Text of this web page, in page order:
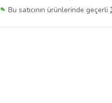
Bu satıcının ürünlerinde geçerli
Bu SatıcınınTüm Ürünlerini